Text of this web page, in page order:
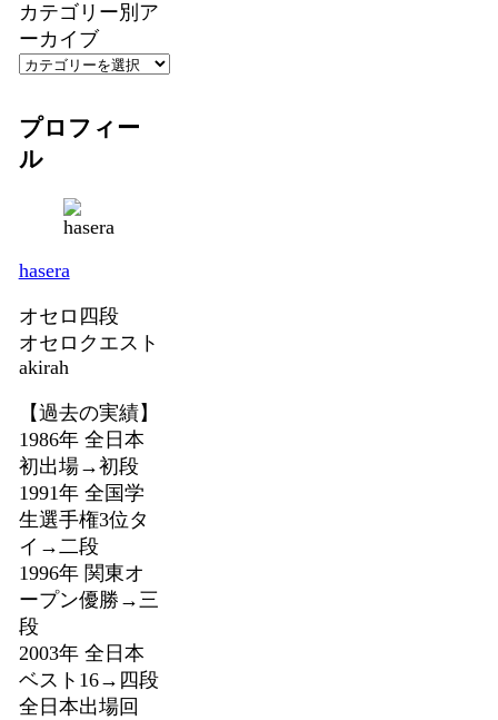
カテゴリー別ア
ーカイブ
プロフィー
ル
hasera
オセロ四段
オセロクエスト
akirah
【過去の実績】
1986年 全日本
初出場→初段
1991年 全国学
生選手権3位タ
イ→二段
1996年 関東オ
ープン優勝→三
段
2003年 全日本
ベスト16→四段
全日本出場回